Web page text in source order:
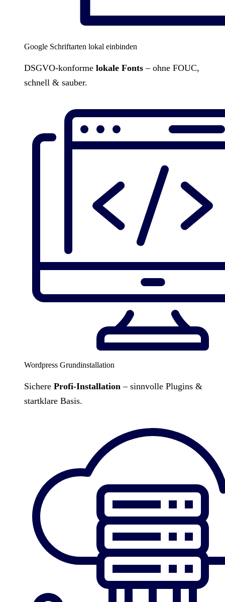
Google Schriftarten lokal einbinden
DSGVO-konforme lokale Fonts – ohne FOUC,
schnell & sauber.
Wordpress Grundinstallation
Sichere Profi-Installation – sinnvolle Plugins &
startklare Basis.